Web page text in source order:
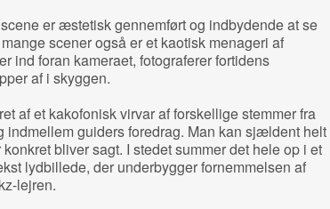
er æstetisk gennemført og indbydende at se
scener også er et kaotisk menageri af
ind foran kameraet, fotograferer fortidens
af i skyggen.
af et kakofonisk virvar af forskellige stemmer fra
indmellem guiders foredrag. Man kan sjældent helt
bliver sagt. I stedet summer det hele op i et
lydbillede, der underbygger fornemmelsen af
lejren.